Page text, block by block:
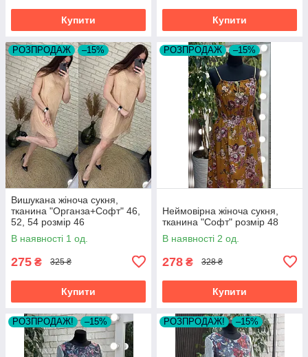
Купити Купити
РОЗПРОДАЖ –15%
Вишукана жіноча сукня,
тканина "Органза+Софт" 46,
52, 54 розмір 46
В наявності 1 од.
275 ₴ 325 ₴
Купити
РОЗПРОДАЖ –15%
Неймовірна жіноча сукня,
тканина "Софт" розмір 48
В наявності 2 од.
278 ₴ 328 ₴
Купити
РОЗПРОДАЖ! –15% РОЗПРОДАЖ! –15%